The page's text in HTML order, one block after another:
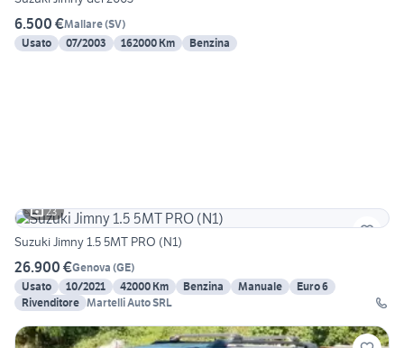
6.500 €Mallare(SV)
Usato
07/2003 162000 Km Benzina
23
Suzuki Jimny 1.5 5MT PRO (N1)
26.900 €Genova (GE)
Usato
10/2021 42000 Km Benzina Manuale
Euro 6
Rivenditore Martelli Auto SRL